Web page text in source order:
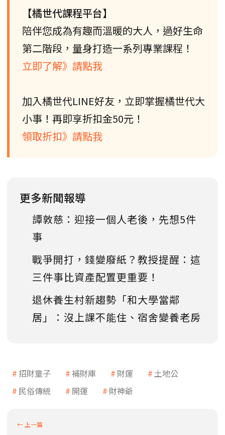
【橘世代課程平台】
陪伴您成為有趣而溫暖的大人，過好生命
第二階段，量身打造一系列專業課程！
立即了解》請點我
加入橘世代LINE好友，立即掌握橘世代大
小事！再即享折扣金50元！
領取折扣》請點我
更多新聞報導
譚敦慈：迎接一個人老後，先想5件
事
戰爭開打，錢變廢紙？教授提醒：這
三件事比資產配置更重要！
退休養生村新趨勢「和大學當鄰
居」：沒上課不能住、宿舍變養老房
招財童子 補財庫 財運
土地公
民俗傳統
開運 財神爺